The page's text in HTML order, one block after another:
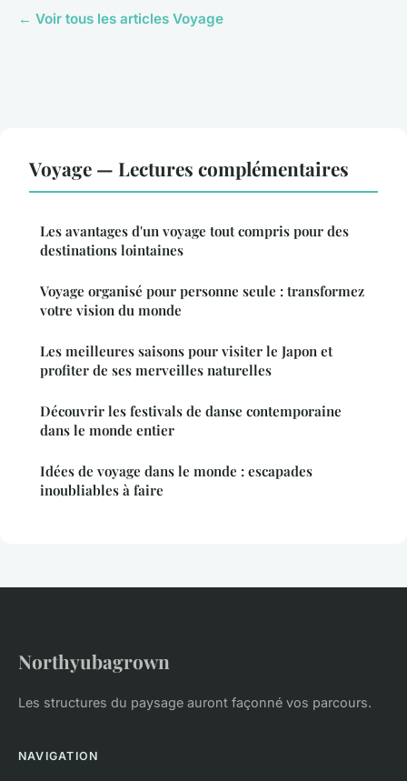
← Voir tous les articles Voyage
Voyage — Lectures complémentaires
Les avantages d'un voyage tout compris pour des
destinations lointaines
Voyage organisé pour personne seule : transformez
votre vision du monde
Les meilleures saisons pour visiter le Japon et
profiter de ses merveilles naturelles
Découvrir les festivals de danse contemporaine
dans le monde entier
Idées de voyage dans le monde : escapades
inoubliables à faire
Northyubagrown
Les structures du paysage auront façonné vos parcours.
NAVIGATION